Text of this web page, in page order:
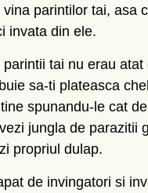
parintilor tai, asa
invata din ele.
tai nu erau
sa-ti plateasca
spunandu-le cat
jungla de parazitii
propriul dulap.
de invingatori si